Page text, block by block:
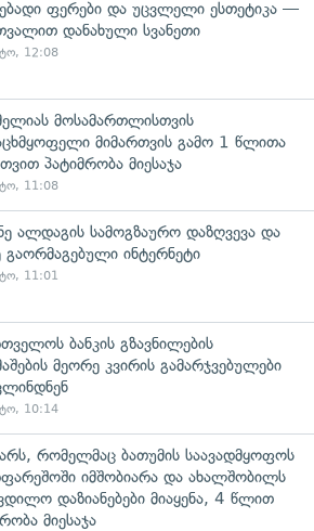
ფერები და უცვლელი ესთეტიკა —
დანახული სვანეთი
12:08
მოსამართლისთვის
მიმართვის გამო 1 წლითა
პატიმრობა მიესაჯა
11:08
ალდაგის სამოგზაურო დაზღვევა და
გაორმაგებული ინტერნეტი
11:01
ბანკის გზავნილების
მეორე კვირის გამარჯვებულები
10:14
რომელმაც ბათუმის საავადმყოფოს
იმშობიარა და ახალშობილს
დაზიანებები მიაყენა, 4 წლით
მიესაჯა